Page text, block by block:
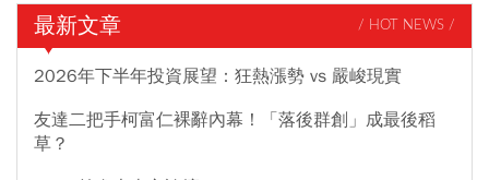
最新文章 / HOT NEWS /
2026年下半年投資展望：狂熱漲勢 vs 嚴峻現實
友達二把手柯富仁裸辭內幕！「落後群創」成最後稻
草？